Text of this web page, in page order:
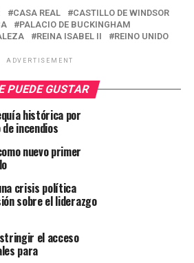
CASA REAL
CASTILLO DE WINDSOR
PALACIO DE BUCKINGHAM
REINA ISABEL II REINO UNIDO
ADVERTISEMENT
PUEDE GUSTAR
histórica por
incendios
nuevo primer
crisis política
sobre el liderazgo
el acceso
para